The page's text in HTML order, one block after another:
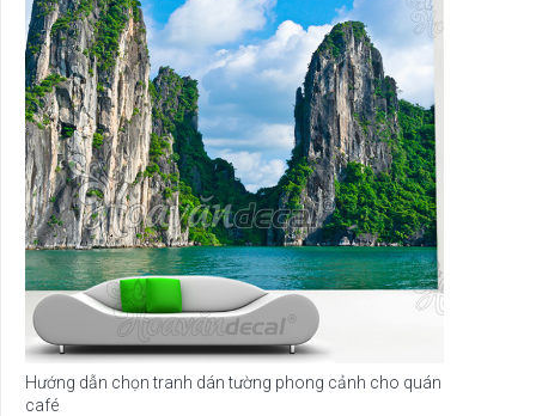
Hướng dẫn chọn tranh dán tường phong cảnh cho quán
café